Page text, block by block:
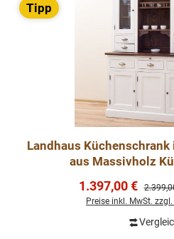
Tipp
Landhaus
aus Massivholz
Verkaufspreis:
1.397,00 €
Preise inkl. MwSt.